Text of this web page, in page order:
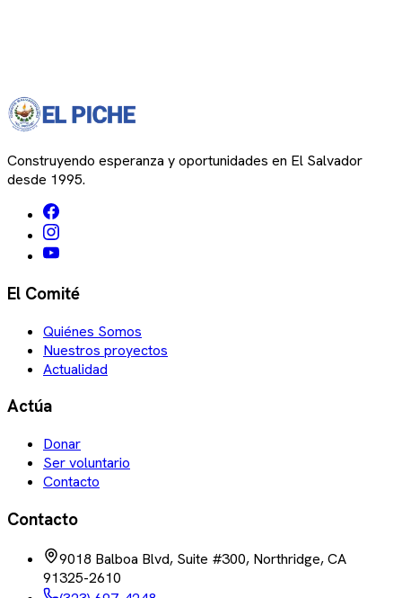
Construyendo esperanza y oportunidades en El Salvador
desde 1995.
El Comité
Quiénes Somos
Nuestros proyectos
Actualidad
Actúa
Donar
Ser voluntario
Contacto
Contacto
9018 Balboa Blvd, Suite #300, Northridge, CA
91325-2610